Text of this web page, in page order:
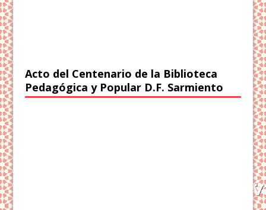
Acto del Centenario de la Biblioteca
Pedagógica y Popular D.F. Sarmiento